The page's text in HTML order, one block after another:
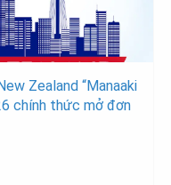
Zealand “Manaaki
chính thức mở đơn